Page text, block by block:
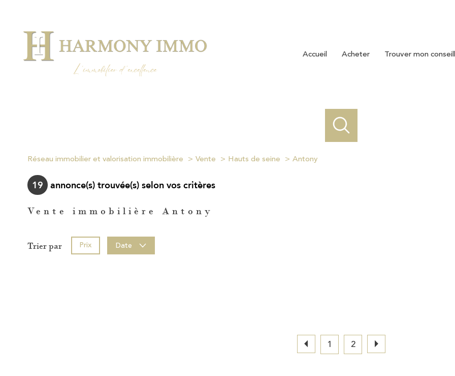
accueil acheter trouver mon
Réseau immobilier et valorisation immobilière Vente Hauts de seine Antony
19 annonce(s) trouvée(s) selon vos critères
Vente immobilière Antony
Trier par Prix Date
1 2